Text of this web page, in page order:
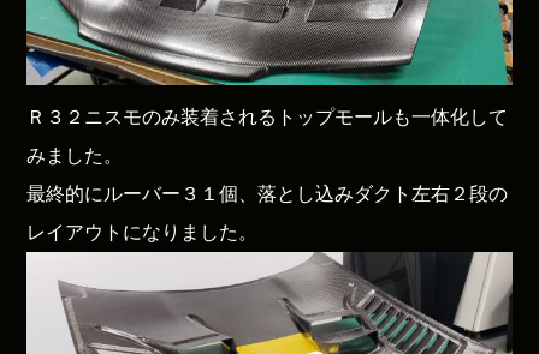
Ｒ３２ニスモのみ装着されるトップモールも一体化して
みました。
最終的にルーバー３１個、落とし込みダクト左右２段の
レイアウトになりました。